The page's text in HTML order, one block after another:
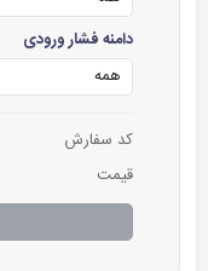
دامنه فشار ورودی
کد سفارش
قیمت